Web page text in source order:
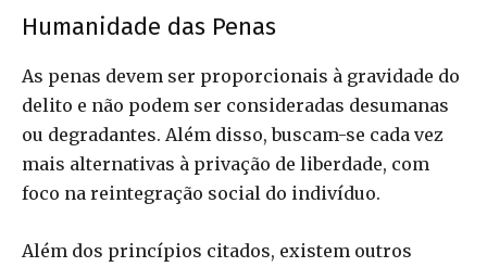
Humanidade das Penas
As penas devem ser proporcionais à gravidade do
delito e não podem ser consideradas desumanas
ou degradantes. Além disso, buscam-se cada vez
mais alternativas à privação de liberdade, com
foco na reintegração social do indivíduo.
Além dos princípios citados, existem outros